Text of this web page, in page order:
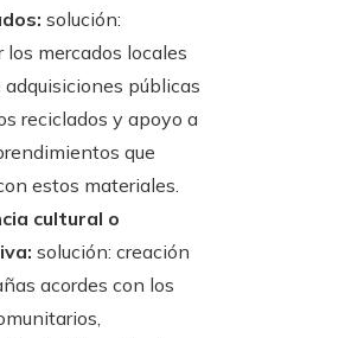
solución:
los mercados locales
públicas
reciclados y apoyo a
que
estos materiales.
cultural o
solución: creación
acordes con los